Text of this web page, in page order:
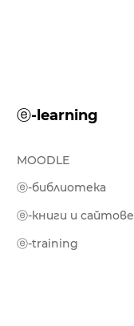
ⓔ-learning
MOODLE
ⓔ-библиотека
ⓔ-книги и сайтове
ⓔ-training